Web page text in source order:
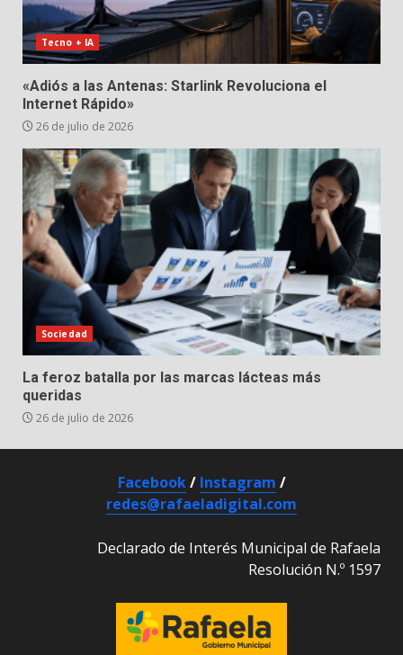
Tecno + IA
«Adiós a las Antenas: Starlink Revoluciona el
Internet Rápido»
26 de julio de 2026
Sociedad
La feroz batalla por las marcas lácteas más
queridas
26 de julio de 2026
Facebook/ Instagram /
redes@rafaeladigital.com
Declarado de Interés Municipal de Rafaela
Resolución N.º 1597